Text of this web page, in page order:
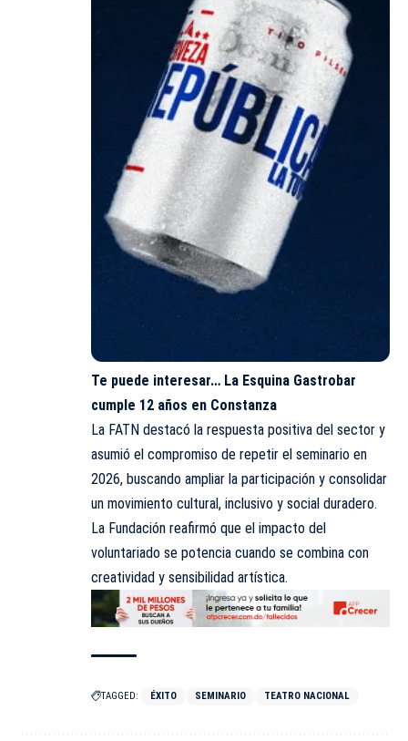
Te puede interesar… La Esquina Gastrobar
cumple 12 años en Constanza
La FATN destacó la respuesta positiva del sector y
asumió el compromiso de repetir el seminario en
2026, buscando ampliar la participación y consolidar
un movimiento cultural, inclusivo y social duradero.
La Fundación reafirmó que el impacto del
voluntariado se potencia cuando se combina con
creatividad y sensibilidad artística.
TAGGED: ÉXITO SEMINARIO TEATRO NACIONAL